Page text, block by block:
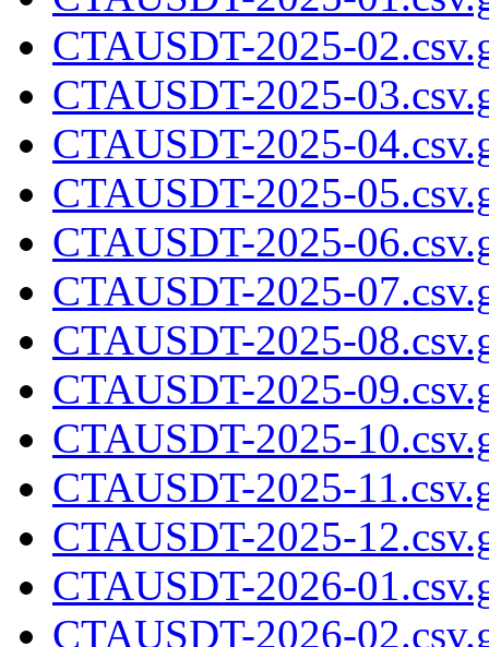
CTAUSDT-2025-
CTAUSDT-2025-
CTAUSDT-2025-
CTAUSDT-2025-
CTAUSDT-2025-
CTAUSDT-2025-
CTAUSDT-2025-
CTAUSDT-2025-
CTAUSDT-2025-
CTAUSDT-2025-
CTAUSDT-2025-
CTAUSDT-2026-
CTAUSDT-2026-